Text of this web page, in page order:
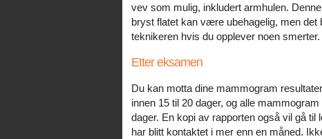
vev som mulig, inkludert armhulen.
bryst flatet kan være ubehagelig, men
teknikeren hvis du opplever noen smerter.
Etter eksamen
Du kan motta dine mammogram
innen 15 til 20 dager, og alle
dager. En kopi av rapporten også vil gå
har blitt kontaktet i mer enn en måned.